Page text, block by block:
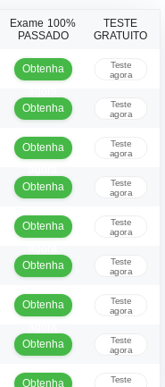
Exame 100%
PASSADO
TESTE
GRATUITO
Obtenha
Teste
agora
Obtenha
Teste
agora
Obtenha
Teste
agora
Obtenha
Teste
agora
Obtenha
Teste
agora
Obtenha
Teste
agora
Obtenha
Teste
agora
Obtenha
Teste
agora
Obtenha
Teste